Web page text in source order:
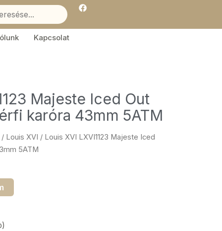
F
a
e
Kapcsolat
Majeste Iced Out
karóra 43mm 5ATM
/ Louis XVI / Louis XVI LXVI1123 Majeste Iced
5ATM